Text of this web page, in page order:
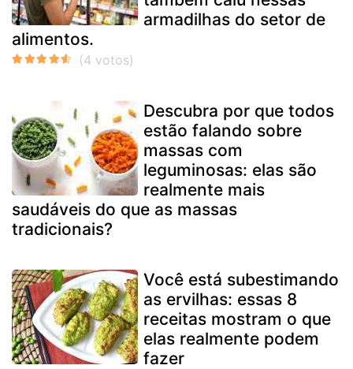
armadilhas do setor de
alimentos.
Descubra por que todos
estão falando sobre
massas com
leguminosas: elas são
realmente mais
saudáveis do que as massas
tradicionais?
Você está subestimando
as ervilhas: essas 8
receitas mostram o que
elas realmente podem
fazer